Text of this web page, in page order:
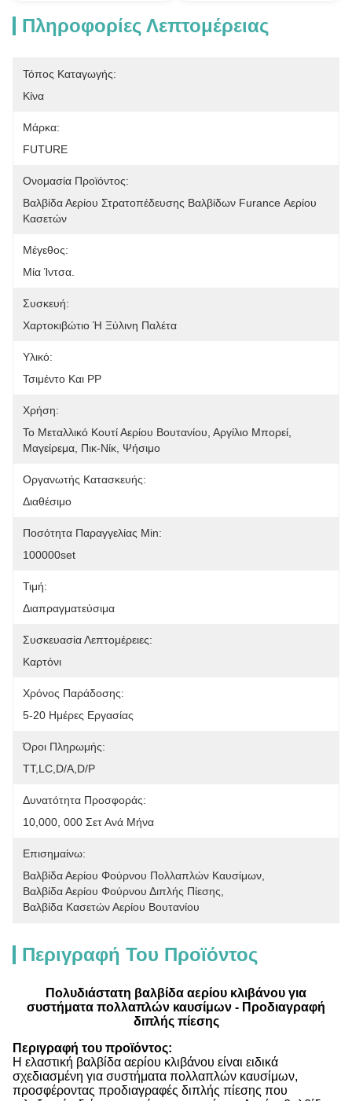
Πληροφορίες Λεπτομέρειας
Τόπος Καταγωγής:
Κίνα
Μάρκα:
FUTURE
Ονομασία Προϊόντος:
Βαλβίδα Αερίου Στρατοπέδευσης Βαλβίδων Furance Αερίου
Κασετών
Μέγεθος:
Μία Ίντσα.
Συσκευή:
Χαρτοκιβώτιο Ή Ξύλινη Παλέτα
Υλικό:
Τσιμέντο Και PP
Χρήση:
Το Μεταλλικό Κουτί Αερίου Βουτανίου, Αργίλιο Μπορεί,
Μαγείρεμα, Πικ-Νίκ, Ψήσιμο
Οργανωτής Κατασκευής:
Διαθέσιμο
Ποσότητα Παραγγελίας Min:
100000set
Τιμή:
Διαπραγματεύσιμα
Συσκευασία Λεπτομέρειες:
Καρτόνι
Χρόνος Παράδοσης:
5-20 Ημέρες Εργασίας
Όροι Πληρωμής:
ΤΤ,LC,D/A,D/P
Δυνατότητα Προσφοράς:
10,000, 000 Σετ Ανά Μήνα
Επισημαίνω:
Βαλβίδα Αερίου Φούρνου Πολλαπλών Καυσίμων
Βαλβίδα Αερίου Φούρνου Διπλής Πίεσης
Βαλβίδα Κασετών Αερίου Βουτανίου
Περιγραφή Του Προϊόντος
Πολυδιάστατη βαλβίδα αερίου κλιβάνου για
συστήματα πολλαπλών καυσίμων - Προδιαγραφή
διπλής πίεσης
Περιγραφή του προϊόντος:
Η ελαστική βαλβίδα αερίου κλιβάνου είναι ειδικά
σχεδιασμένη για συστήματα πολλαπλών καυσίμων,
προσφέροντας προδιαγραφές διπλής πίεσης που